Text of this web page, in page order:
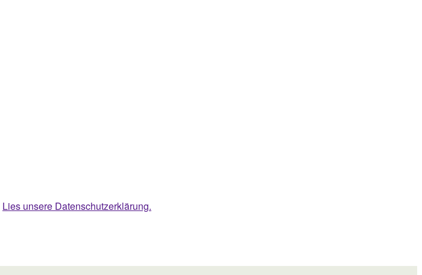
Lies unsere Datenschutzerklärung.